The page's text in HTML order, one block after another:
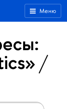
Меню